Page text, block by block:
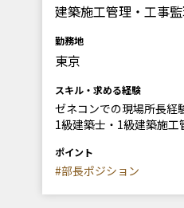
建築施工管理・工事
勤務地
東京
スキル・求める経験
ゼネコンでの現場所長
1級建築士・1級建築施工
ポイント
#部長ポジション